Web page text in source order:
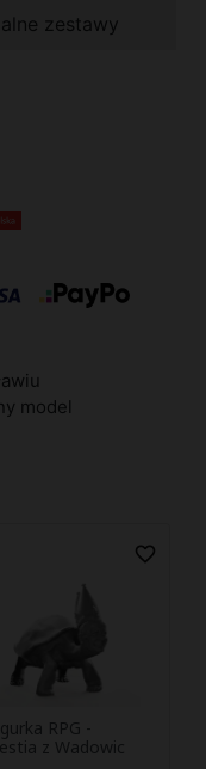
zestawy
model
Podejrzyj i
RPG -
z Wadowic
favorite_border